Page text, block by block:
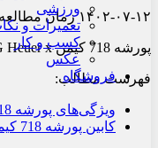
ورزشی
تعمیرات و
کسب و کار
عکس
فروشگاه
۱۴۰۲-۰۷-۱۲زمان مطالعه: 1
پورشه 718 کیمن GT4 RS TAG Heuer x که تنها دو نسخه از آن تولید خواهد شد معرفی شد.
فهرست مطالب:
ویژگی‌های پورشه 718 کیمن GT4 RS TAG Heuer x
کابین پورشه 718 کیمن GT4 RS TAG Heuer x